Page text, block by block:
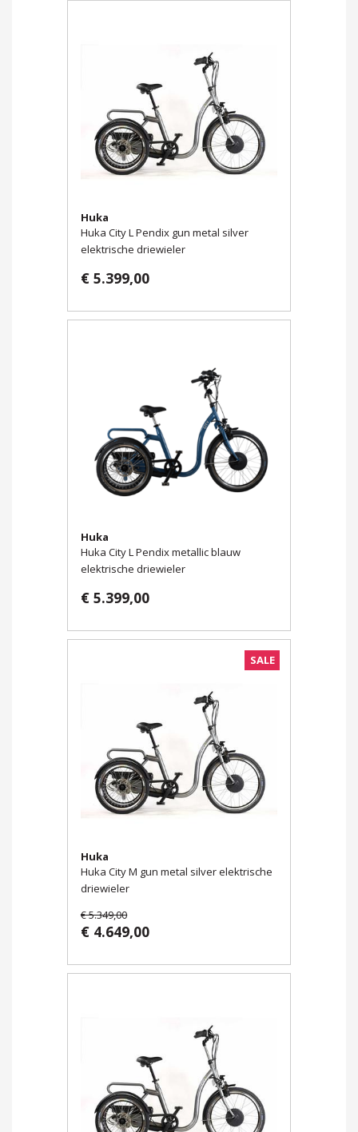
Huka
Huka City L Pendix gun metal silver
elektrische driewieler
€ 5.399,00
Huka
Huka City L Pendix metallic blauw
elektrische driewieler
€ 5.399,00
SALE
Huka
Huka City M gun metal silver elektrische
driewieler
€ 5.349,00
€ 4.649,00